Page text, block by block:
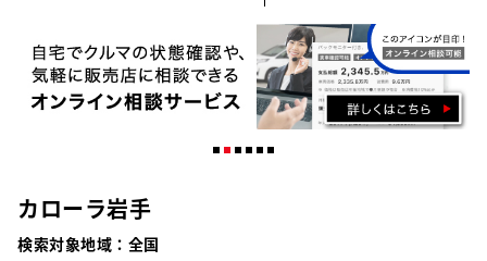
カローラ岩手
検索対象地域： 全国